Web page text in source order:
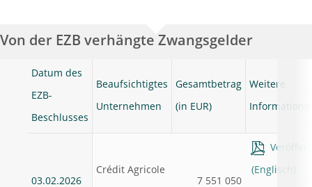
Von der EZB verhängte Zwangsgelder
Datum des
EZB-
Beschlusses
Beaufsichtigtes
Unternehmen
Gesamtbetrag
(in EUR)
Weitere
03.02.2026
Crédit Agricole
7 551 050